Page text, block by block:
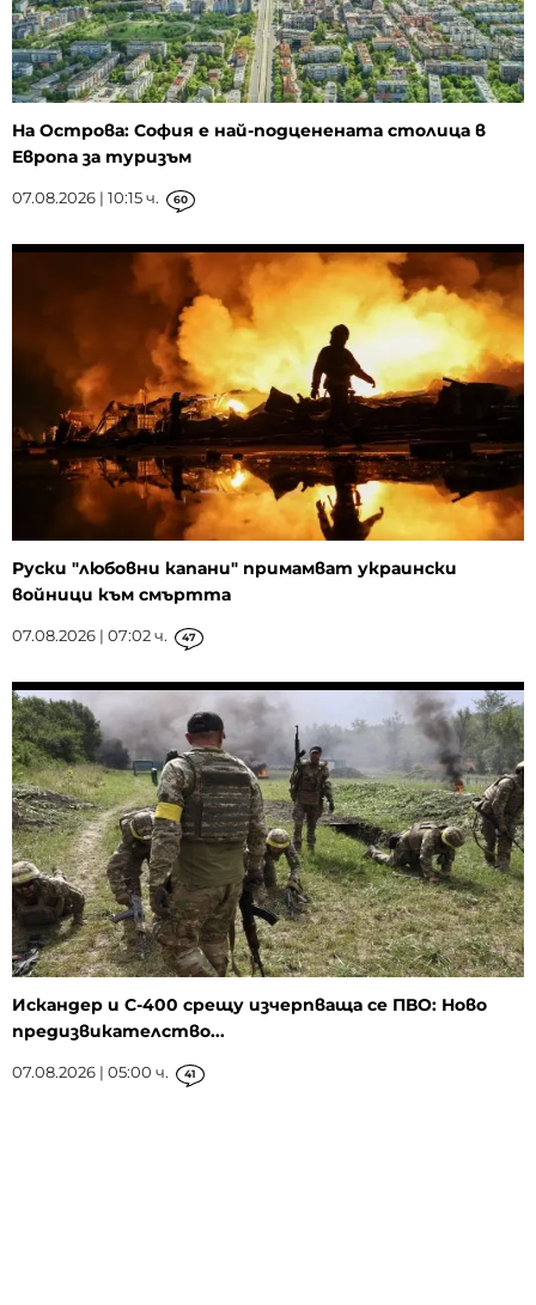
На Острова: София е най-подценената столица в
Европа за туризъм
07.08.2026 | 10:15 ч. 60
Руски "любовни капани" примамват украински
войници към смъртта
07.08.2026 | 07:02 ч. 47
Искандер и С-400 срещу изчерпваща се ПВО: Ново
предизвикателство...
07.08.2026 | 05:00 ч. 41